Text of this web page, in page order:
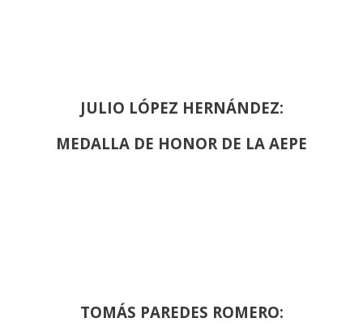
JULIO LÓPEZ HERNÁNDEZ:
MEDALLA DE HONOR DE LA AEPE
TOMÁS PAREDES ROMERO: